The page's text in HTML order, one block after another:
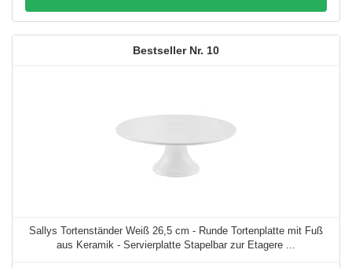
10
Sallys Tortenständer Weiß 26,5 cm - Runde Tortenplatte mit Fuß
aus Keramik - Servierplatte Stapelbar zur Etagere ...